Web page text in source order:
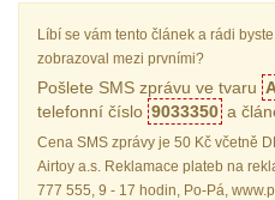
Líbí se vám tento článek a rádi
zobrazoval mezi prvními?
Pošlete SMS zprávu ve tvaru
telefonní číslo 9033350 a
Cena SMS zprávy je 50 Kč včetně
Airtoy a.s. Reklamace plateb na
777 555, 9 - 17 hodin, Po-Pá,